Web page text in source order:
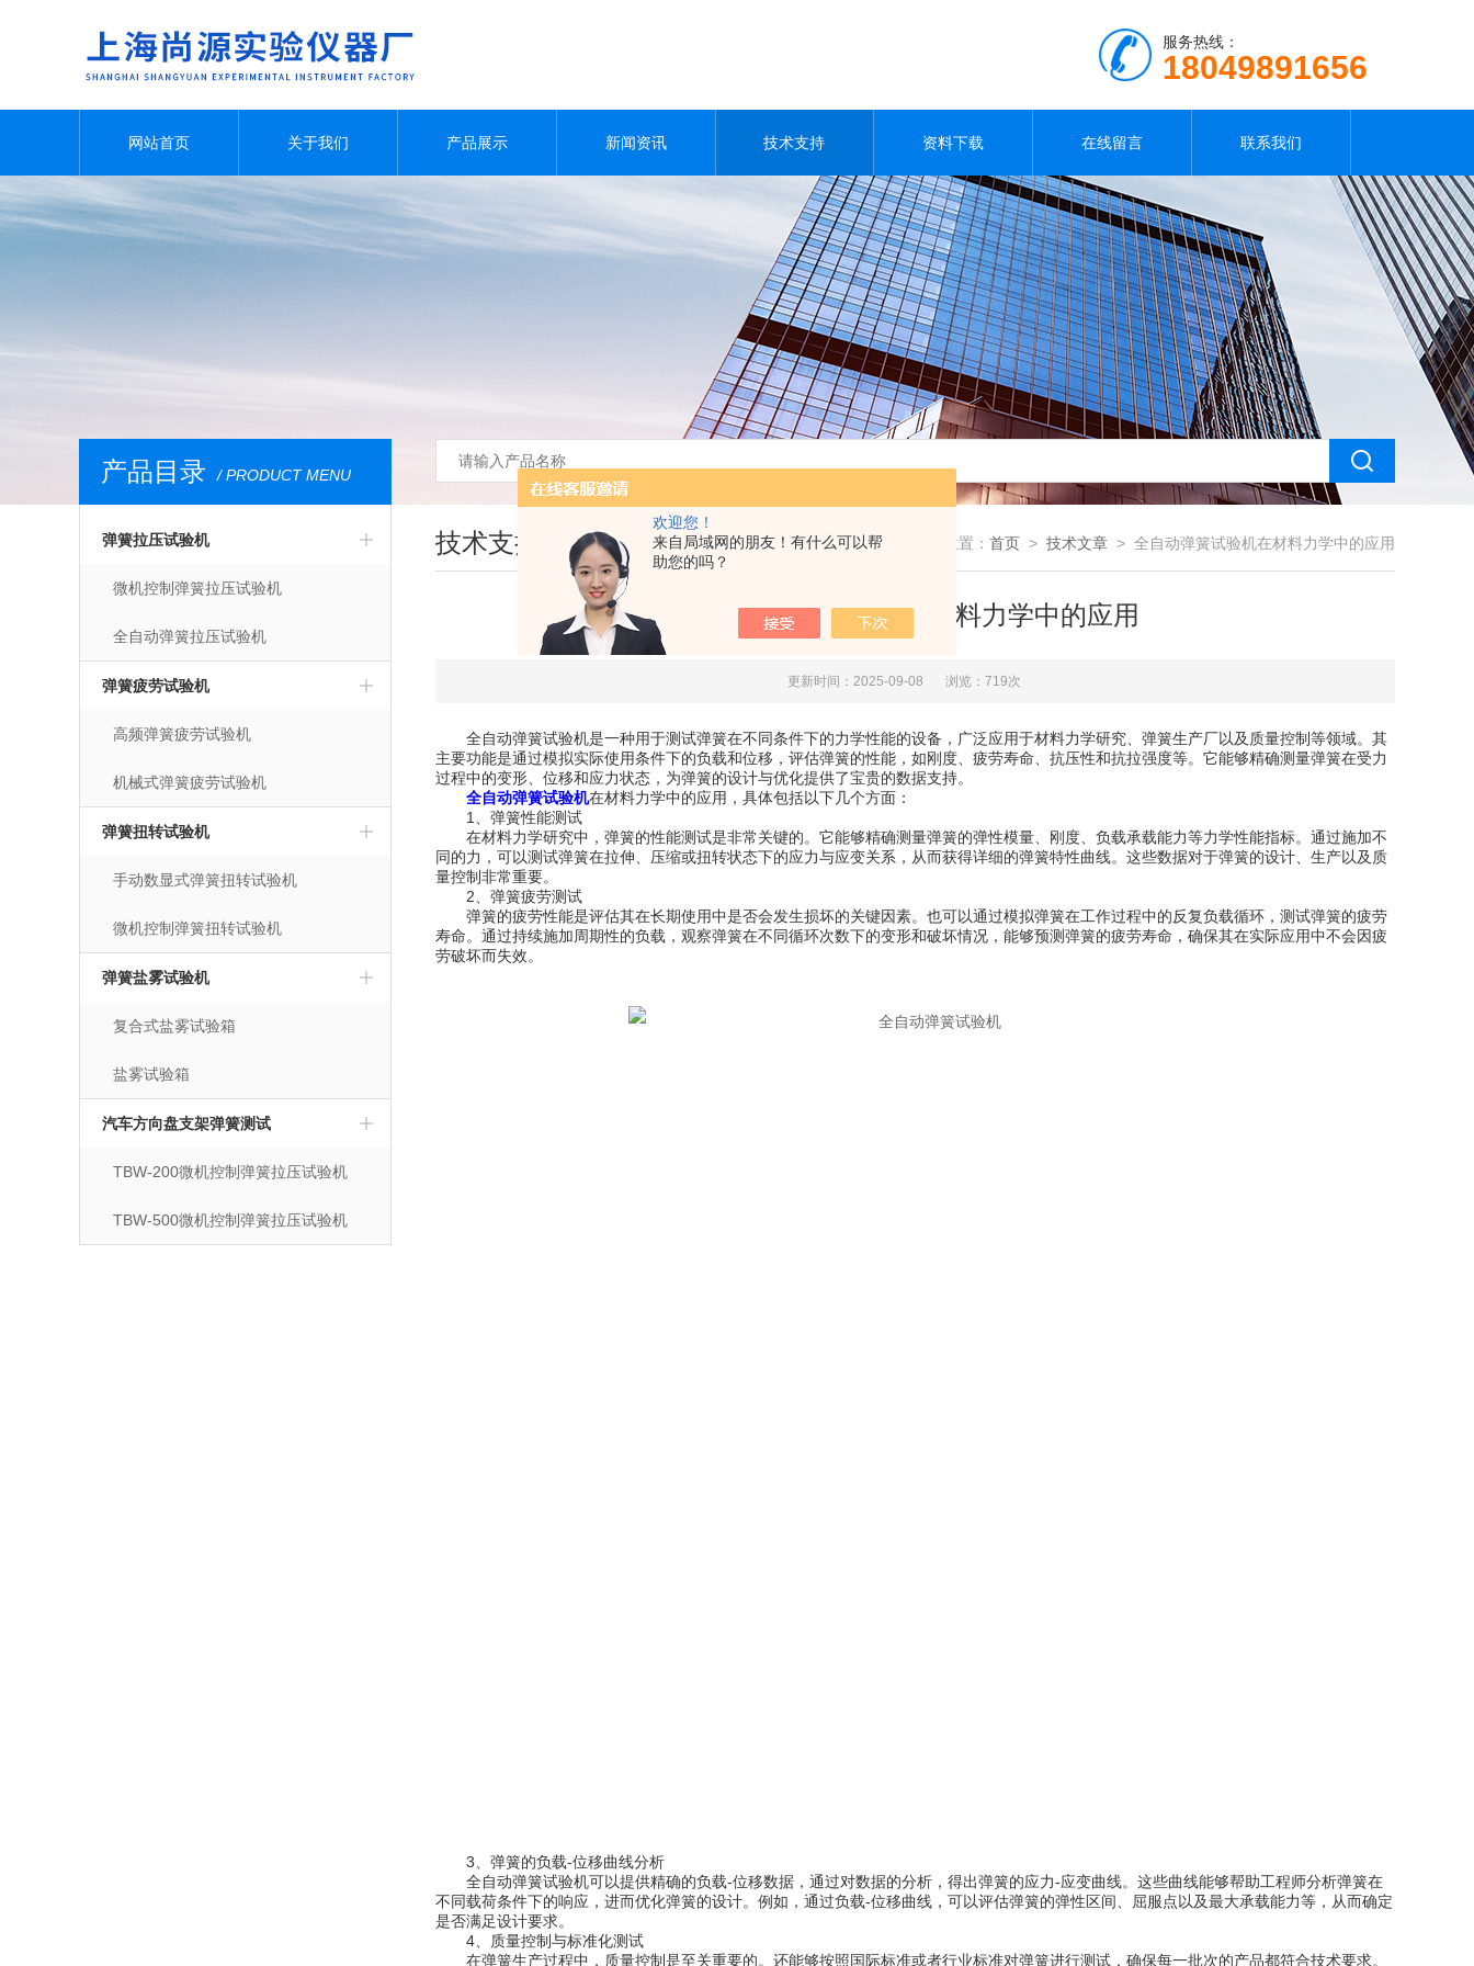
欢迎您！
来自局域网的朋友！有什么可以帮
助您的吗？
服务热线：
18049891656
网站首页 关于我们 产品展示 新闻资讯 技术支持 资料下载 在线留言 联系我们
产品目录 / PRODUCT MENU
弹簧拉压试验机
微机控制弹簧拉压试验机
全自动弹簧拉压试验机
弹簧疲劳试验机
高频弹簧疲劳试验机
机械式弹簧疲劳试验机
弹簧扭转试验机
手动数显式弹簧扭转试验机
微机控制弹簧扭转试验机
弹簧盐雾试验机
复合式盐雾试验箱
盐雾试验箱
汽车方向盘支架弹簧测试
TBW-200微机控制弹簧拉压试验机
TBW-500微机控制弹簧拉压试验机
技术支持 您现在的位置： 首页 > 技术文章 > 全自动弹簧试验机在材料力学中的应用
全自动弹簧试验机在材料力学中的应用
更新时间：2025-09-08 浏览：719次
全自动弹簧试验机是一种用于测试弹簧在不同条件下的力学性能的设备，广泛应用于材料力学研究、弹簧生产厂以及质量控制等领域。其
主要功能是通过模拟实际使用条件下的负载和位移，评估弹簧的性能，如刚度、疲劳寿命、抗压性和抗拉强度等。它能够精确测量弹簧在受力
过程中的变形、位移和应力状态，为弹簧的设计与优化提供了宝贵的数据支持。
全自动弹簧试验机在材料力学中的应用，具体包括以下几个方面：
1、弹簧性能测试
在材料力学研究中，弹簧的性能测试是非常关键的。它能够精确测量弹簧的弹性模量、刚度、负载承载能力等力学性能指标。通过施加不
同的力，可以测试弹簧在拉伸、压缩或扭转状态下的应力与应变关系，从而获得详细的弹簧特性曲线。这些数据对于弹簧的设计、生产以及质
量控制非常重要。
2、弹簧疲劳测试
弹簧的疲劳性能是评估其在长期使用中是否会发生损坏的关键因素。也可以通过模拟弹簧在工作过程中的反复负载循环，测试弹簧的疲劳
寿命。通过持续施加周期性的负载，观察弹簧在不同循环次数下的变形和破坏情况，能够预测弹簧的疲劳寿命，确保其在实际应用中不会因疲
劳破坏而失效。
3、弹簧的负载-位移曲线分析
全自动弹簧试验机可以提供精确的负载-位移数据，通过对数据的分析，得出弹簧的应力-应变曲线。这些曲线能够帮助工程师分析弹簧在
不同载荷条件下的响应，进而优化弹簧的设计。例如，通过负载-位移曲线，可以评估弹簧的弹性区间、屈服点以及最大承载能力等，从而确定
是否满足设计要求。
4、质量控制与标准化测试
在弹簧生产过程中，质量控制是至关重要的。还能够按照国际标准或者行业标准对弹簧进行测试，确保每一批次的产品都符合技术要求。